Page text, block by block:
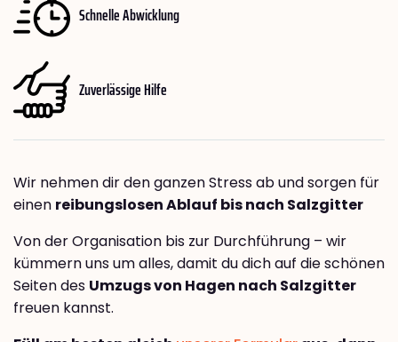
Schnelle Abwicklung
Zuverlässige Hilfe
Wir nehmen dir den ganzen Stress ab und sorgen für
einen reibungslosen Ablauf bis nach Salzgitter
Von der Organisation bis zur Durchführung – wir
kümmern uns um alles, damit du dich auf die schönen
Seiten des Umzugs von Hagen nach Salzgitter
freuen kannst.